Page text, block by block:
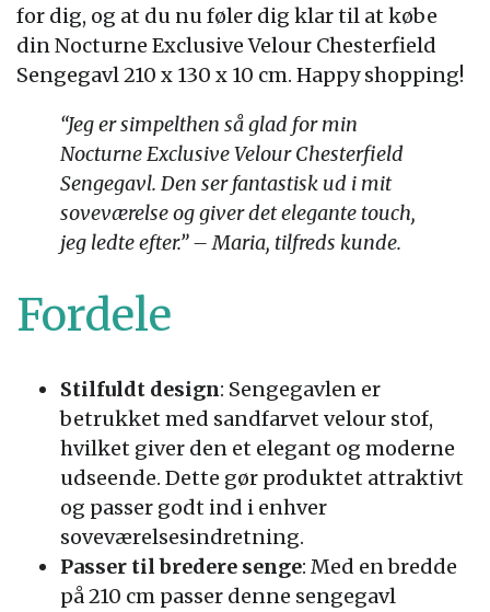
for dig, og at du nu føler dig klar til at købe
din Nocturne Exclusive Velour Chesterfield
Sengegavl 210 x 130 x 10 cm. Happy shopping!
“Jeg er simpelthen så glad for min
Nocturne Exclusive Velour Chesterfield
Sengegavl. Den ser fantastisk ud i mit
soveværelse og giver det elegante touch,
jeg ledte efter.” – Maria, tilfreds kunde.
Fordele
Stilfuldt design: Sengegavlen er
betrukket med sandfarvet velour stof,
hvilket giver den et elegant og moderne
udseende. Dette gør produktet attraktivt
og passer godt ind i enhver
soveværelsesindretning.
Passer til bredere senge: Med en bredde
på 210 cm passer denne sengegavl